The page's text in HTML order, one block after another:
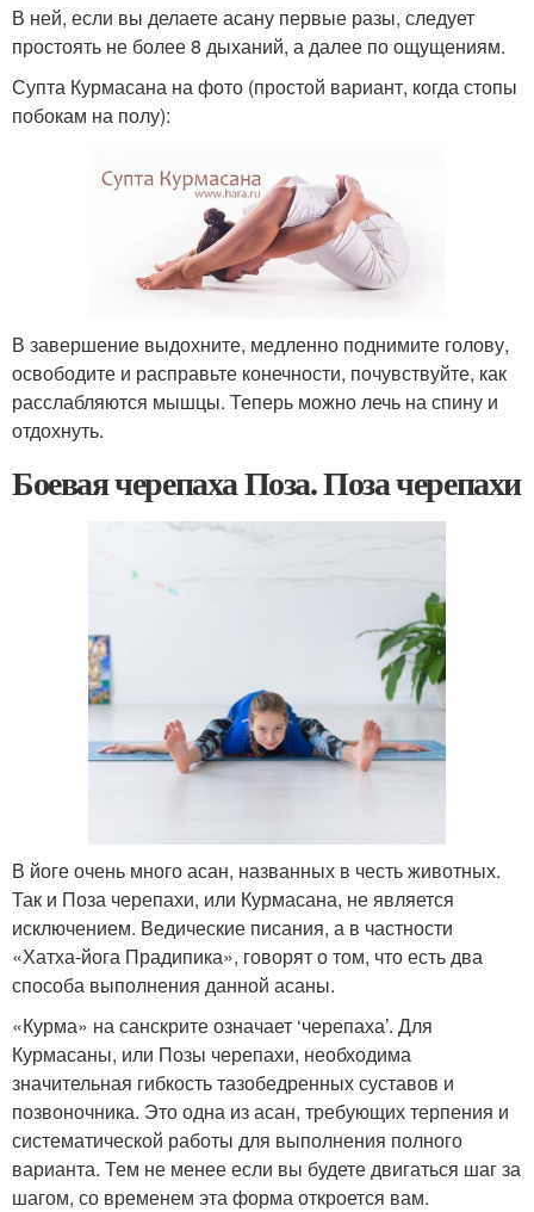
В ней, если вы делаете асану первые разы, следует
простоять не более 8 дыханий, а далее по ощущениям.
Супта Курмасана на фото (простой вариант, когда стопы
побокам на полу):
В завершение выдохните, медленно поднимите голову,
освободите и расправьте конечности, почувствуйте, как
расслабляются мышцы. Теперь можно лечь на спину и
отдохнуть.
Боевая черепаха Поза. Поза черепахи
В йоге очень много асан, названных в честь животных.
Так и Поза черепахи, или Курмасана, не является
исключением. Ведические писания, а в частности
«Хатха-йога Прадипика», говорят о том, что есть два
способа выполнения данной асаны.
«Курма» на санскрите означает ‘черепаха’. Для
Курмасаны, или Позы черепахи, необходима
значительная гибкость тазобедренных суставов и
позвоночника. Это одна из асан, требующих терпения и
систематической работы для выполнения полного
варианта. Тем не менее если вы будете двигаться шаг за
шагом, со временем эта форма откроется вам.